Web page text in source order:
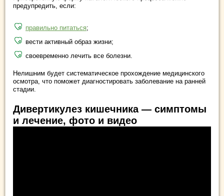
предупредить, если:
правильно питаться;
вести активный образ жизни;
своевременно лечить все болезни.
Нелишним будет систематическое прохождение медицинского
осмотра, что поможет диагностировать заболевание на ранней
стадии.
Дивертикулез кишечника — симптомы
и лечение, фото и видео